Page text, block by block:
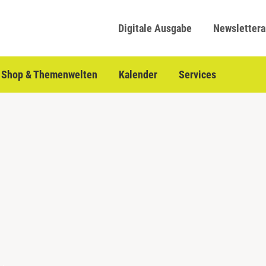
Digitale Ausgabe
Shop & Themenwelten Kalender Services